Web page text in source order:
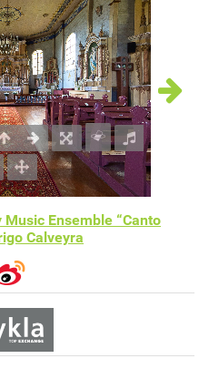
Ensemble “Canto
Calveyra